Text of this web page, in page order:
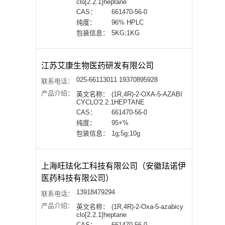
clo[2.2.1]heptane
CAS：
661470-56-0
纯度：
96% HPLC
包装信息：
5KG;1KG
江苏艾康生物医药研发有限公司
联系电话：
025-66113011 19370895928
产品介绍：
英文名称：
(1R,4R)-2-OXA-5-AZABI
CYCLO'2.2.1HEPTANE
CAS：
661470-56-0
纯度：
95+%
包装信息：
1g;5g;10g
上海旺珐化工科技有限公司（安徽珐诺伊
医药科技有限公司）
联系电话：
13918479294
产品介绍：
英文名称：
(1R,4R)-2-Oxa-5-azabicy
clo[2.2.1]heptane